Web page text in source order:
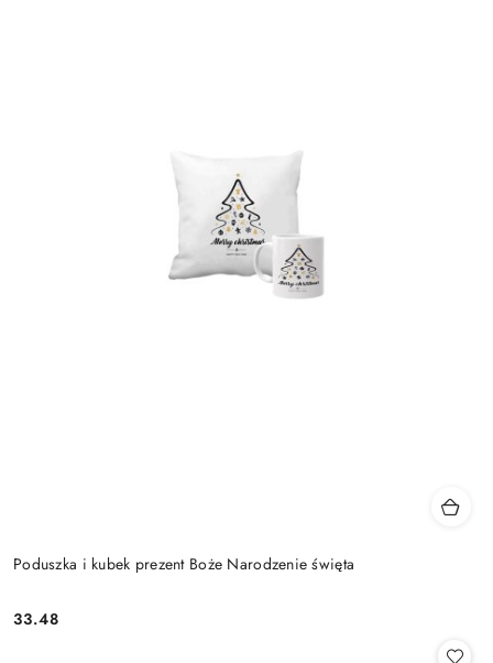
Poduszka i kubek prezent Boże Narodzenie święta
Cena:
33.48